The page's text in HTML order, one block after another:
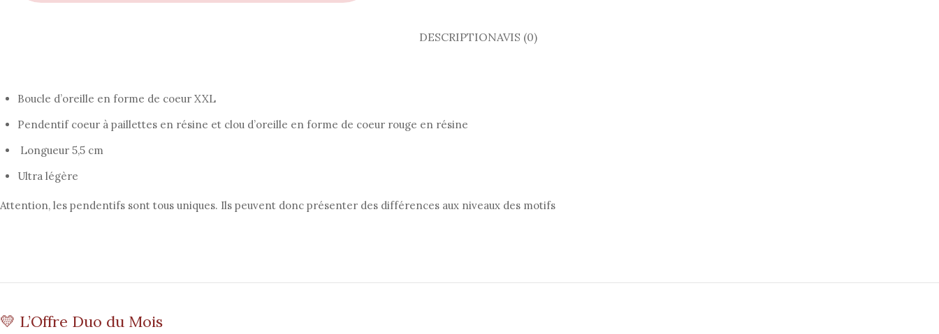
DESCRIPTIONAVIS (0)
Boucle d’oreille en forme de coeur XXL
Pendentif coeur à paillettes en résine et clou d’oreille en forme de coeur rouge en résine
Longueur 5,5 cm
Ultra légère
Attention, les pendentifs sont tous uniques. Ils peuvent donc présenter des différences aux niveaux des motifs
💛 L’Offre Duo du Mois